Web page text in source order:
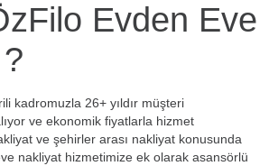
Evden Eve
kadromuzla 26+ yıldır müşteri
ve ekonomik fiyatlarla hizmet
ve şehirler arası nakliyat konusunda
nakliyat hizmetimize ek olarak asansörlü